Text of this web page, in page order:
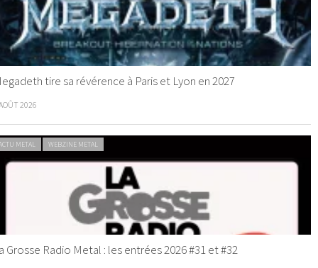
tire sa révérence à Paris et Lyon en 2027
2026
METAL WEBZINE METAL
Grosse Radio Metal : les entrées 2026 #31 et #32